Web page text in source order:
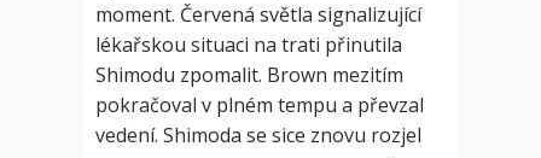
moment. Červená světla signalizující
lékařskou situaci na trati přinutila
Shimodu zpomalit. Brown mezitím
pokračoval v plném tempu a převzal
vedení. Shimoda se sice znovu rozjel